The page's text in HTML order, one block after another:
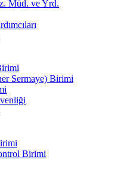
Müd. ve Yrd.
Sermaye) Birimi
Birimi